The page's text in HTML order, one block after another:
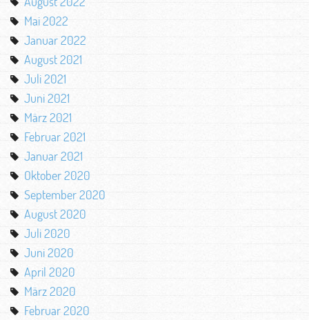
Mai 2022
Januar 2022
August 2021
Juli 2021
Juni 2021
März 2021
Februar 2021
Januar 2021
Oktober 2020
September 2020
August 2020
Juli 2020
Juni 2020
April 2020
März 2020
Februar 2020